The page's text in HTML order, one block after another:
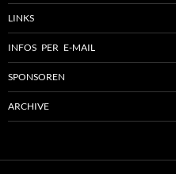
LINKS
INFOS PER E-MAIL
SPONSOREN
ARCHIVE